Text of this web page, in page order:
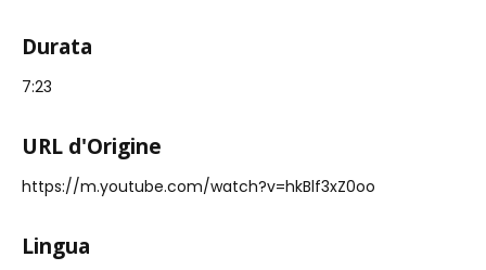
Durata
7:23
URL d'Origine
https://m.youtube.com/watch?v=hkBlf3xZ0oo
Lingua